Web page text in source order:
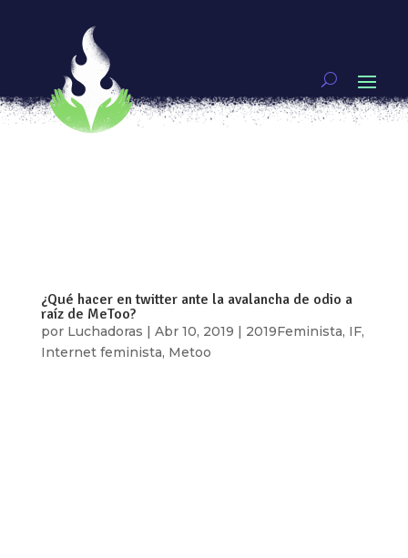
#DIY, haz un bot de puro amor feminista
porAnaiz Zamora Brujería Hacker
[vc_row type=»in_container»
full_screen_row_position=»middle»
¿Qué hacer en twitter ante la avalancha de odio a
raíz de MeToo?
por Luchadoras | Abr 10, 2019 | 2019Feminista, IF,
Internet feminista, Metoo